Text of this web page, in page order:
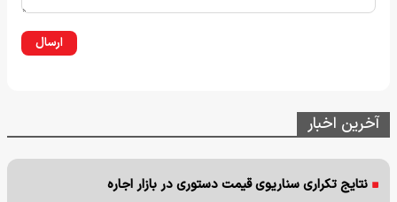
ارسال
آخرین اخبار
نتایج تکراری سناریوی قیمت دستوری در بازار اجاره